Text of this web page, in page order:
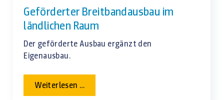
Geförderter Breitbandausbau im
ländlichen Raum
Der geförderte Ausbau ergänzt den
Eigenausbau.
Weiterlesen …Geförderter
Breitbandausbau